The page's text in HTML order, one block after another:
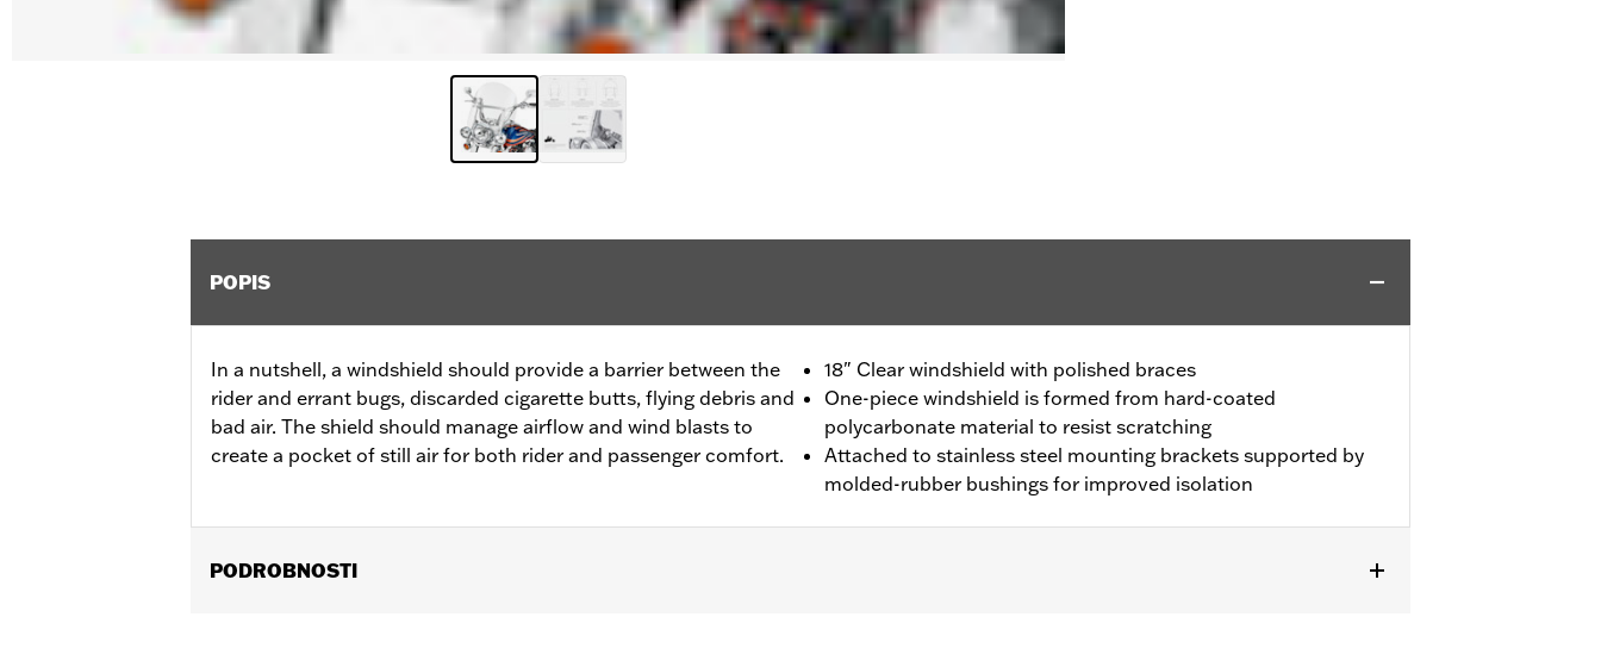
POPIS
In a nutshell, a windshield should provide a barrier between the
rider and errant bugs, discarded cigarette butts, flying debris and
bad air. The shield should manage airflow and wind blasts to
create a pocket of still air for both rider and passenger comfort.
18" Clear windshield with polished braces
One-piece windshield is formed from hard-coated
polycarbonate material to resist scratching
Attached to stainless steel mounting brackets supported by
molded-rubber bushings for improved isolation
PODROBNOSTI